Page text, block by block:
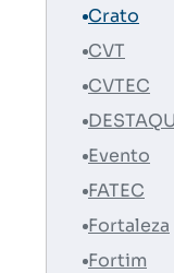
Crato
CVT
CVTEC
Evento
FATEC
Fortaleza
Fortim